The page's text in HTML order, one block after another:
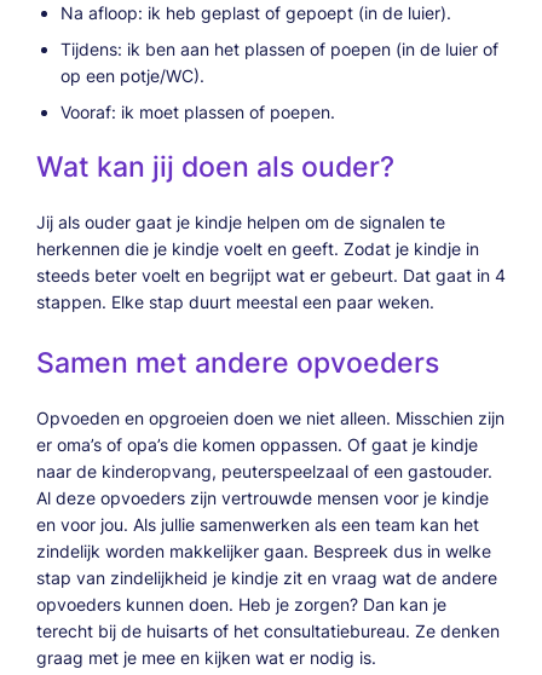
Na afloop: ik heb geplast of gepoept (in de luier).
Tijdens: ik ben aan het plassen of poepen (in de luier of
op een potje/WC).
Vooraf: ik moet plassen of poepen.
Wat kan jij doen als ouder?
Jij als ouder gaat je kindje helpen om de signalen te
herkennen die je kindje voelt en geeft. Zodat je kindje in
steeds beter voelt en begrijpt wat er gebeurt. Dat gaat in 4
stappen. Elke stap duurt meestal een paar weken.
Samen met andere opvoeders
Opvoeden en opgroeien doen we niet alleen. Misschien zijn
er oma’s of opa’s die komen oppassen. Of gaat je kindje
naar de kinderopvang, peuterspeelzaal of een gastouder.
Al deze opvoeders zijn vertrouwde mensen voor je kindje
en voor jou. Als jullie samenwerken als een team kan het
zindelijk worden makkelijker gaan. Bespreek dus in welke
stap van zindelijkheid je kindje zit en vraag wat de andere
opvoeders kunnen doen. Heb je zorgen? Dan kan je
terecht bij de huisarts of het consultatiebureau. Ze denken
graag met je mee en kijken wat er nodig is.